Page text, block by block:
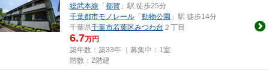
総武本線 「 都賀 」駅 徒歩25分
千葉都市モノレール 「 動物公園 」駅 徒歩14分
千葉県千葉市若葉区みつわ台 ２丁目
6.7万円
築年数：築33年 ｜募集中： 1室
階数：2階建